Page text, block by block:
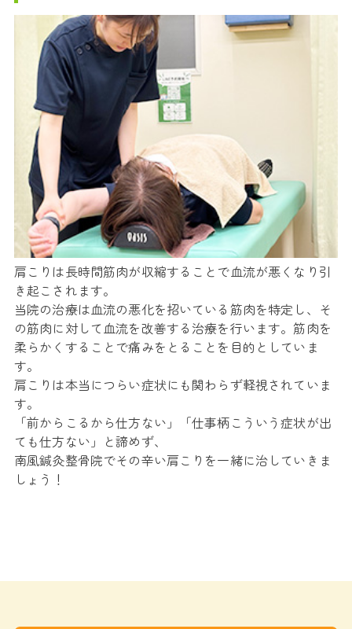
肩こりは長時間筋肉が収縮することで血流が悪くなり引
き起こされます。
当院の治療は血流の悪化を招いている筋肉を特定し、そ
の筋肉に対して血流を改善する治療を行います。筋肉を
柔らかくすることで痛みをとることを目的としていま
す。
肩こりは本当につらい症状にも関わらず軽視されていま
す。
「前からこるから仕方ない」「仕事柄こういう症状が出
ても仕方ない」と諦めず、
南風鍼灸整骨院でその辛い肩こりを一緒に治していきま
しょう！